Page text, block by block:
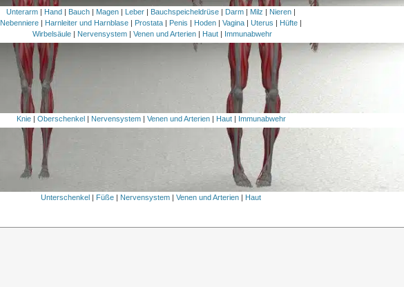
Unterarm | Hand | Bauch | Magen | Leber | Bauchspeicheldrüse | Darm | Milz | Nieren |
Nebenniere | Harnleiter und Harnblase | Prostata | Penis | Hoden |Vagina |Uterus | Hüfte |
Wirbelsäule| Nervensystem| Venen und Arterien| Haut| Immunabwehr
Knie| Oberschenkel Nervensystem| Venen und Arterien| Haut| Immunabwehr
Unterschenkel | Füße | Nervensystem |Venen und Arterien | Haut